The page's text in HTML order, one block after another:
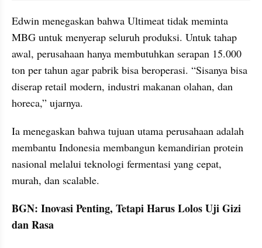
Edwin menegaskan bahwa Ultimeat tidak meminta
MBG untuk menyerap seluruh produksi. Untuk tahap
awal, perusahaan hanya membutuhkan serapan 15.000
ton per tahun agar pabrik bisa beroperasi. “Sisanya bisa
diserap retail modern, industri makanan olahan, dan
horeca,” ujarnya.
Ia menegaskan bahwa tujuan utama perusahaan adalah
membantu Indonesia membangun kemandirian protein
nasional melalui teknologi fermentasi yang cepat,
murah, dan scalable.
BGN: Inovasi Penting, Tetapi Harus Lolos Uji Gizi
dan Rasa